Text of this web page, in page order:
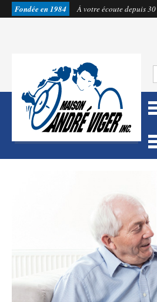
Fondée en 1984 À votre écoute depuis